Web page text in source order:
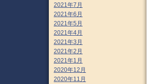
2021年7月
2021年6月
2021年5月
2021年4月
2021年3月
2021年2月
2021年1月
2020年12月
2020年11月